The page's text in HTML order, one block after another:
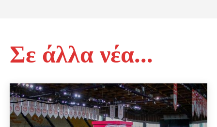
Σε άλλα νέα...